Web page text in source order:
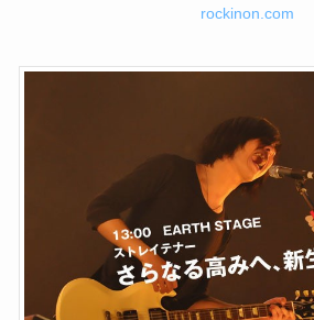
rockinon.com